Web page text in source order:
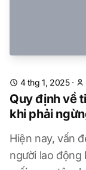
4 thg 1, 2025·
Quy định về
khi phải
Hiện nay, vấn
người lao động